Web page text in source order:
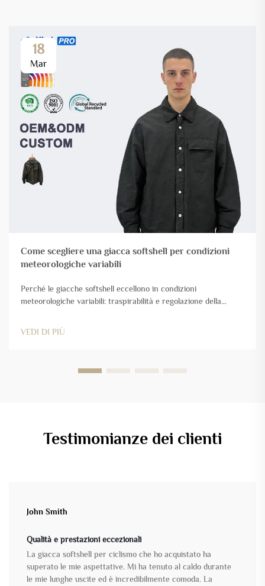
18
Mar
Come scegliere una giacca softshell per condizioni
meteorologiche variabili
Perché le giacche softshell eccellono in condizioni
meteorologiche variabili: traspirabilità e regolazione della
softshell funzionano particolarmente bene quando il tempo è di
VEDI DI PIÙ
Testimonianze dei clienti
John Smith
Qualità e prestazioni eccezionali
La giacca softshell per ciclismo che ho acquistato ha
superato le mie aspettative. Mi ha tenuto al caldo durante
le mie lunghe uscite ed è incredibilmente comoda. La